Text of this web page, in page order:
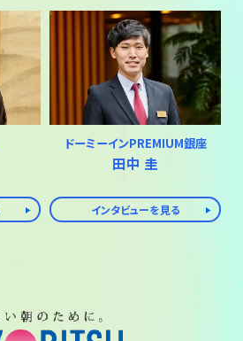
ドーミーインPREMIUM銀座
田中 圭
インタビューを見る